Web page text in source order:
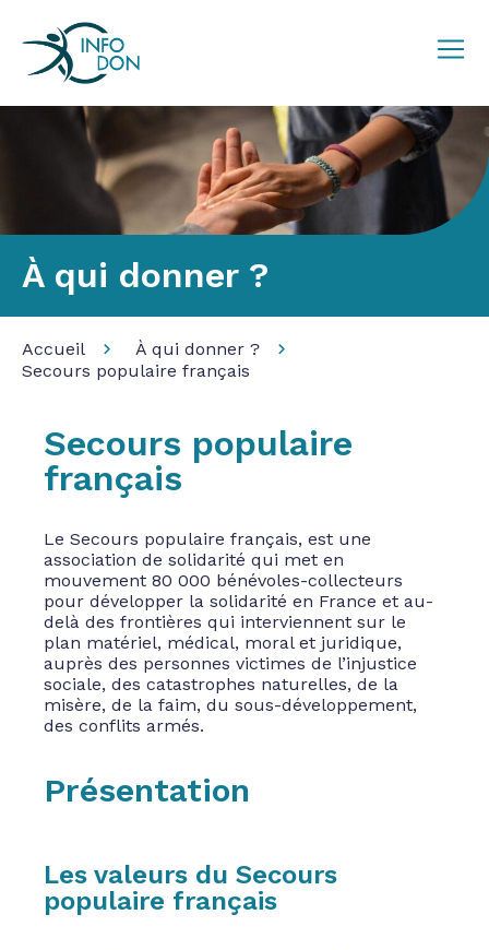
À qui donner ?
Accueil
À qui donner ?
Secours populaire français
Secours populaire
français
Le Secours populaire français, est une
association de solidarité qui met en
mouvement 80 000 bénévoles-collecteurs
pour développer la solidarité en France et au-
delà des frontières qui interviennent sur le
plan matériel, médical, moral et juridique,
auprès des personnes victimes de l’injustice
sociale, des catastrophes naturelles, de la
misère, de la faim, du sous-développement,
des conflits armés.
Présentation
Les valeurs du Secours
populaire français